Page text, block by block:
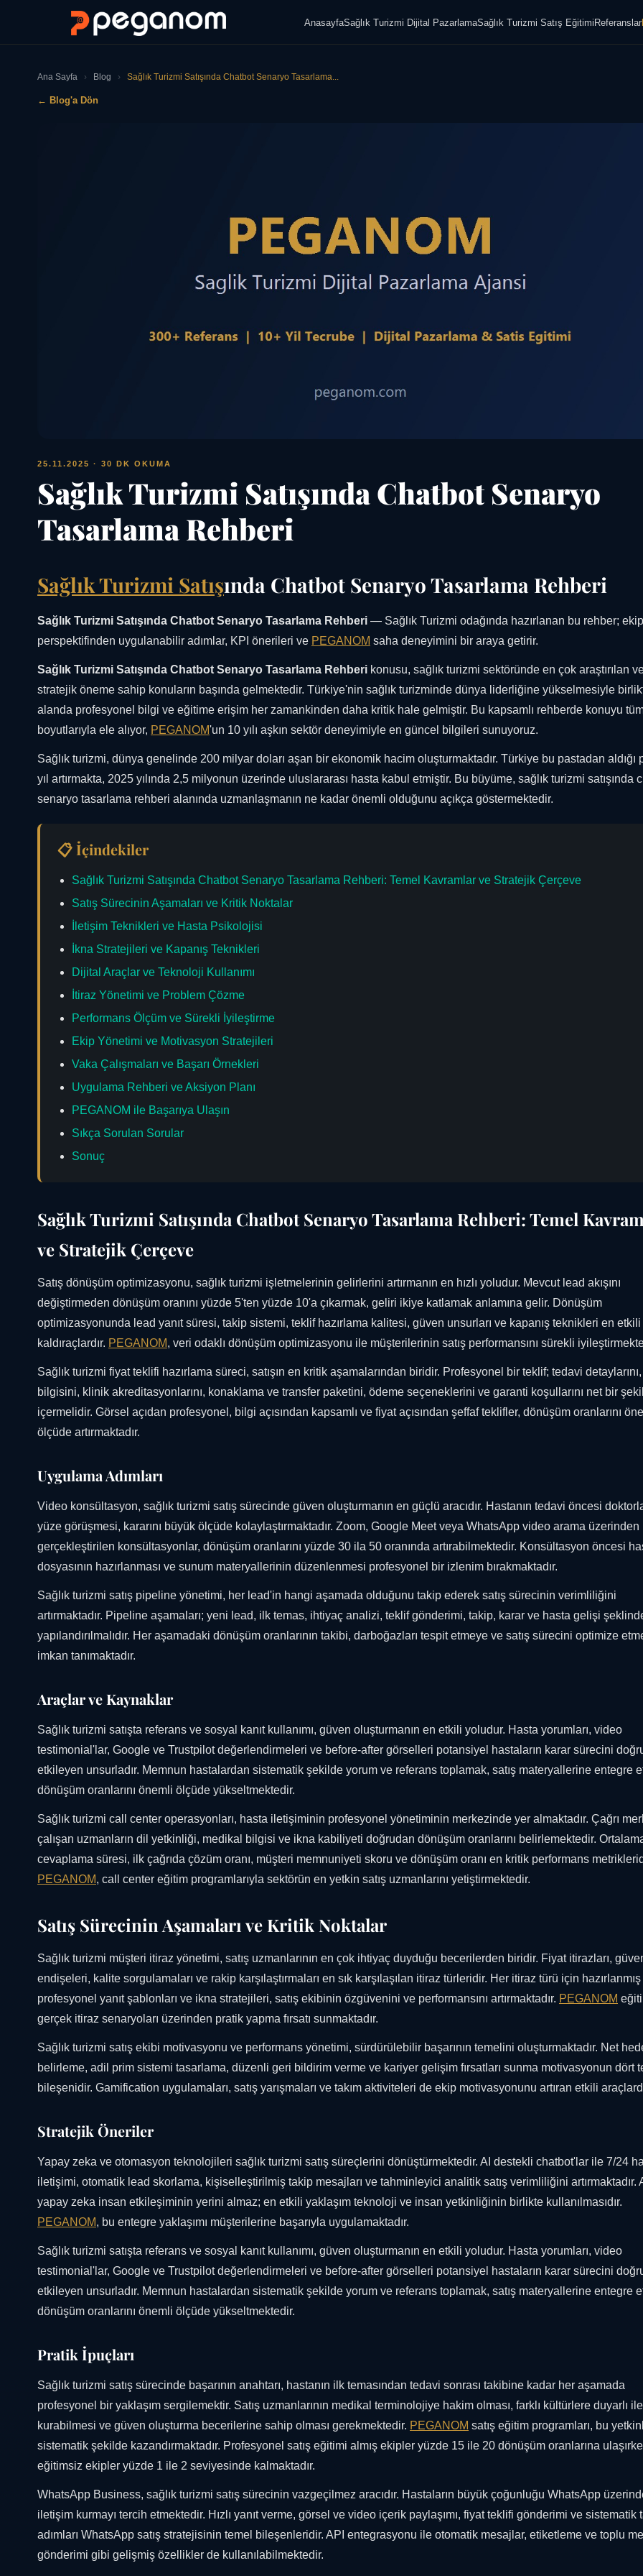
AnasayfaSağlık Turizmi Dijital PazarlamaSağlık Turizmi Satış EğitimiReferanslar
Ana Sayfa › Blog › Sağlık Turizmi Satışında Chatbot Senaryo Tasarlama...
← Blog'a Dön
25.11.2025 · 30 DK OKUMA
Sağlık Turizmi Satışında Chatbot Senaryo
Tasarlama Rehberi
Sağlık Turizmi Satışında Chatbot Senaryo Tasarlama Rehberi
Sağlık Turizmi Satışında Chatbot Senaryo Tasarlama Rehberi — Sağlık Turizmi odağında hazırlanan bu rehber;
perspektifinden uygulanabilir adımlar, KPI önerileri ve PEGANOM saha deneyimini bir araya getirir.
Sağlık Turizmi Satışında Chatbot Senaryo Tasarlama Rehberi konusu, sağlık turizmi sektöründe en çok araştırılan
stratejik öneme sahip konuların başında gelmektedir. Türkiye'nin sağlık turizminde dünya liderliğine yükselmesiyle
alanda profesyonel bilgi ve eğitime erişim her zamankinden daha kritik hale gelmiştir. Bu kapsamlı rehberde konuyu
boyutlarıyla ele alıyor, PEGANOM'un 10 yılı aşkın sektör deneyimiyle en güncel bilgileri sunuyoruz.
Sağlık turizmi, dünya genelinde 200 milyar doları aşan bir ekonomik hacim oluşturmaktadır. Türkiye bu pastadan aldığı
yıl artırmakta, 2025 yılında 2,5 milyonun üzerinde uluslararası hasta kabul etmiştir. Bu büyüme, sağlık turizmi satışında
senaryo tasarlama rehberi alanında uzmanlaşmanın ne kadar önemli olduğunu açıkça göstermektedir.
📋 İçindekiler
Sağlık Turizmi Satışında Chatbot Senaryo Tasarlama Rehberi: Temel Kavramlar ve Stratejik Çerçeve
Satış Sürecinin Aşamaları ve Kritik Noktalar
İletişim Teknikleri ve Hasta Psikolojisi
İkna Stratejileri ve Kapanış Teknikleri
Dijital Araçlar ve Teknoloji Kullanımı
İtiraz Yönetimi ve Problem Çözme
Performans Ölçüm ve Sürekli İyileştirme
Ekip Yönetimi ve Motivasyon Stratejileri
Vaka Çalışmaları ve Başarı Örnekleri
Uygulama Rehberi ve Aksiyon Planı
PEGANOM ile Başarıya Ulaşın
Sıkça Sorulan Sorular
Sonuç
Sağlık Turizmi Satışında Chatbot Senaryo Tasarlama Rehberi: Temel
ve Stratejik Çerçeve
Satış dönüşüm optimizasyonu, sağlık turizmi işletmelerinin gelirlerini artırmanın en hızlı yoludur. Mevcut lead akışını
değiştirmeden dönüşüm oranını yüzde 5'ten yüzde 10'a çıkarmak, geliri ikiye katlamak anlamına gelir. Dönüşüm
optimizasyonunda lead yanıt süresi, takip sistemi, teklif hazırlama kalitesi, güven unsurları ve kapanış teknikleri en etkili
kaldıraçlardır. PEGANOM, veri odaklı dönüşüm optimizasyonu ile müşterilerinin satış performansını sürekli
Sağlık turizmi fiyat teklifi hazırlama süreci, satışın en kritik aşamalarından biridir. Profesyonel bir teklif; tedavi
bilgisini, klinik akreditasyonlarını, konaklama ve transfer paketini, ödeme seçeneklerini ve garanti koşullarını net bir
içermelidir. Görsel açıdan profesyonel, bilgi açısından kapsamlı ve fiyat açısından şeffaf teklifler, dönüşüm oranlarını
ölçüde artırmaktadır.
Uygulama Adımları
Video konsültasyon, sağlık turizmi satış sürecinde güven oluşturmanın en güçlü aracıdır. Hastanın tedavi öncesi
yüze görüşmesi, kararını büyük ölçüde kolaylaştırmaktadır. Zoom, Google Meet veya WhatsApp video arama üzerinden
gerçekleştirilen konsültasyonlar, dönüşüm oranlarını yüzde 30 ila 50 oranında artırabilmektedir. Konsültasyon öncesi
dosyasının hazırlanması ve sunum materyallerinin düzenlenmesi profesyonel bir izlenim bırakmaktadır.
Sağlık turizmi satış pipeline yönetimi, her lead'in hangi aşamada olduğunu takip ederek satış sürecinin verimliliğini
artırmaktadır. Pipeline aşamaları; yeni lead, ilk temas, ihtiyaç analizi, teklif gönderimi, takip, karar ve hasta gelişi
yapılandırılmalıdır. Her aşamadaki dönüşüm oranlarının takibi, darboğazları tespit etmeye ve satış sürecini optimize
imkan tanımaktadır.
Araçlar ve Kaynaklar
Sağlık turizmi satışta referans ve sosyal kanıt kullanımı, güven oluşturmanın en etkili yoludur. Hasta yorumları, video
testimonial'lar, Google ve Trustpilot değerlendirmeleri ve before-after görselleri potansiyel hastaların karar sürecini
etkileyen unsurladır. Memnun hastalardan sistematik şekilde yorum ve referans toplamak, satış materyallerine entegre
dönüşüm oranlarını önemli ölçüde yükseltmektedir.
Sağlık turizmi call center operasyonları, hasta iletişiminin profesyonel yönetiminin merkezinde yer almaktadır. Çağrı
çalışan uzmanların dil yetkinliği, medikal bilgisi ve ikna kabiliyeti doğrudan dönüşüm oranlarını belirlemektedir.
cevaplama süresi, ilk çağrıda çözüm oranı, müşteri memnuniyeti skoru ve dönüşüm oranı en kritik performans
PEGANOM, call center eğitim programlarıyla sektörün en yetkin satış uzmanlarını yetiştirmektedir.
Satış Sürecinin Aşamaları ve Kritik Noktalar
Sağlık turizmi müşteri itiraz yönetimi, satış uzmanlarının en çok ihtiyaç duyduğu becerilerden biridir. Fiyat itirazları,
endişeleri, kalite sorgulamaları ve rakip karşılaştırmaları en sık karşılaşılan itiraz türleridir. Her itiraz türü için hazırlanmış
profesyonel yanıt şablonları ve ikna stratejileri, satış ekibinin özgüvenini ve performansını artırmaktadır. PEGANOM
gerçek itiraz senaryoları üzerinden pratik yapma fırsatı sunmaktadır.
Sağlık turizmi satış ekibi motivasyonu ve performans yönetimi, sürdürülebilir başarının temelini oluşturmaktadır. Net
belirleme, adil prim sistemi tasarlama, düzenli geri bildirim verme ve kariyer gelişim fırsatları sunma motivasyonun dört
bileşenidir. Gamification uygulamaları, satış yarışmaları ve takım aktiviteleri de ekip motivasyonunu artıran etkili
Stratejik Öneriler
Yapay zeka ve otomasyon teknolojileri sağlık turizmi satış süreçlerini dönüştürmektedir. AI destekli chatbot'lar ile 7/24
iletişimi, otomatik lead skorlama, kişiselleştirilmiş takip mesajları ve tahminleyici analitik satış verimliliğini artırmaktadır.
yapay zeka insan etkileşiminin yerini almaz; en etkili yaklaşım teknoloji ve insan yetkinliğinin birlikte kullanılmasıdır.
PEGANOM, bu entegre yaklaşımı müşterilerine başarıyla uygulamaktadır.
Sağlık turizmi satışta referans ve sosyal kanıt kullanımı, güven oluşturmanın en etkili yoludur. Hasta yorumları, video
testimonial'lar, Google ve Trustpilot değerlendirmeleri ve before-after görselleri potansiyel hastaların karar sürecini
etkileyen unsurladır. Memnun hastalardan sistematik şekilde yorum ve referans toplamak, satış materyallerine entegre
dönüşüm oranlarını önemli ölçüde yükseltmektedir.
Pratik İpuçları
Sağlık turizmi satış sürecinde başarının anahtarı, hastanın ilk temasından tedavi sonrası takibine kadar her aşamada
profesyonel bir yaklaşım sergilemektir. Satış uzmanlarının medikal terminolojiye hakim olması, farklı kültürlere duyarlı
kurabilmesi ve güven oluşturma becerilerine sahip olması gerekmektedir. PEGANOM satış eğitim programları, bu
sistematik şekilde kazandırmaktadır. Profesyonel satış eğitimi almış ekipler yüzde 15 ile 20 dönüşüm oranlarına
eğitimsiz ekipler yüzde 1 ile 2 seviyesinde kalmaktadır.
WhatsApp Business, sağlık turizmi satış sürecinin vazgeçilmez aracıdır. Hastaların büyük çoğunluğu WhatsApp
iletişim kurmayı tercih etmektedir. Hızlı yanıt verme, görsel ve video içerik paylaşımı, fiyat teklifi gönderimi ve sistematik
adımları WhatsApp satış stratejisinin temel bileşenleridir. API entegrasyonu ile otomatik mesajlar, etiketleme ve toplu
gönderimi gibi gelişmiş özellikler de kullanılabilmektedir.